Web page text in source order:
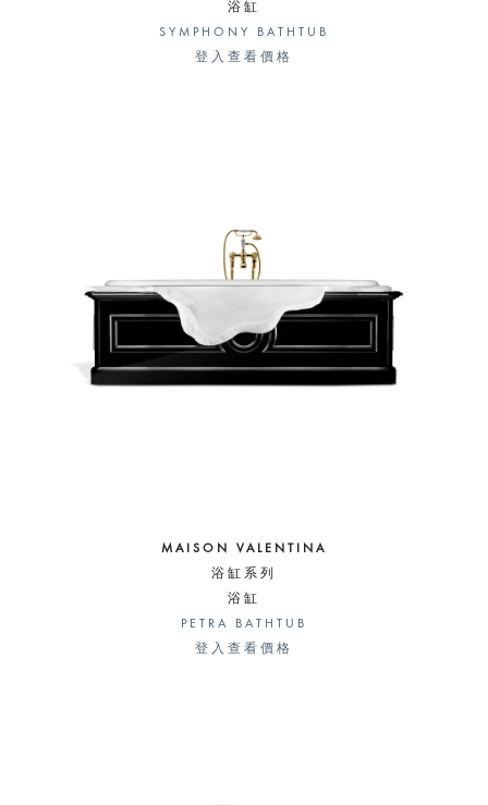
浴缸
SYMPHONY BATHTUB
登入查看價格
MAISON VALENTINA
浴缸系列
浴缸
PETRA BATHTUB
登入查看價格